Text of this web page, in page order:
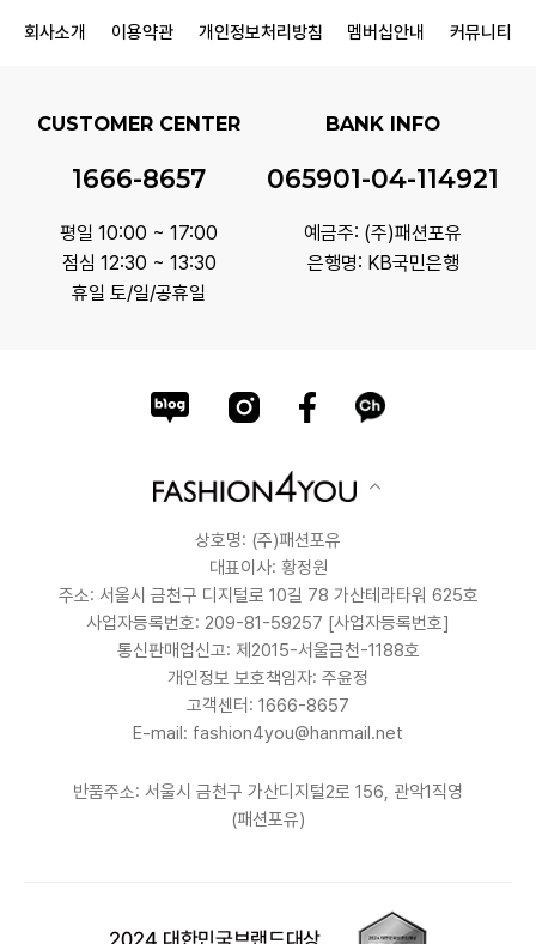
회사소개 이용약관 개인정보처리방침 멤버십안내 커뮤니티
CUSTOMER CENTER
1666-8657
평일 10:00 ~ 17:00
점심 12:30 ~ 13:30
휴일 토/일/공휴일
BANK INFO
065901-04-114921
예금주: (주)패션포유
은행명: KB국민은행
상호명: (주)패션포유
대표이사: 황정원
주소: 서울시 금천구 디지털로 10길 78 가산테라타워 625호
사업자등록번호: 209-81-59257 [사업자등록번호]
통신판매업신고: 제2015-서울금천-1188호
개인정보 보호책임자: 주윤정
고객센터: 1666-8657
E-mail: fashion4you@hanmail.net
반품주소: 서울시 금천구 가산디지털2로 156, 관악1직영
(패션포유)